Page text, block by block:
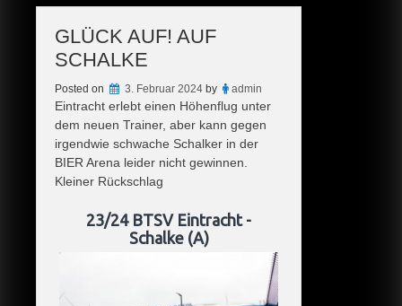
GLÜCK AUF! AUF
SCHALKE
Posted on 3. Februar 2024 by admin
Eintracht erlebt einen Höhenflug unter
dem neuen Trainer, aber kann gegen
irgendwie schwache Schalker in der
BIER Arena leider nicht gewinnen.
Kleiner Rückschlag
23/24 BTSV Eintracht -
Schalke (A)